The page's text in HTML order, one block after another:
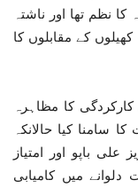
نظم تھا اور ناشتہ
کے مقابلوں کا
کا مظاہرہ
کیا حالانکہ
باپو اور امتیاز
میں کامیابی